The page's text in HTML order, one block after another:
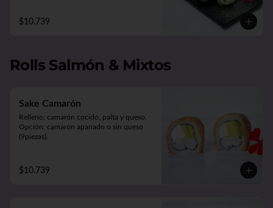
$10.739
Rolls Salmón & Mixtos
Sake Camarón
Relleno: camarón cocido, palta y queso.
Opción: camarón apanado o sin queso
(9piezas).
$10.739